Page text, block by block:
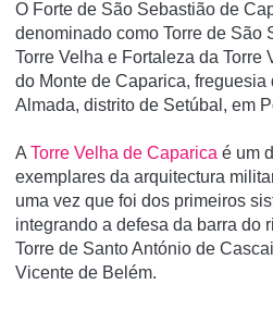
O Forte de São Sebastião de
denominado como Torre de São
Torre Velha e Fortaleza da Torre
do Monte de Caparica,
Almada, distrito de Setúbal, em
A Torre Velha de Caparica é um
exemplares da arquitectura
uma vez que foi dos primeiros
integrando a defesa da barra do
Torre de Santo António de
Vicente de Belém.